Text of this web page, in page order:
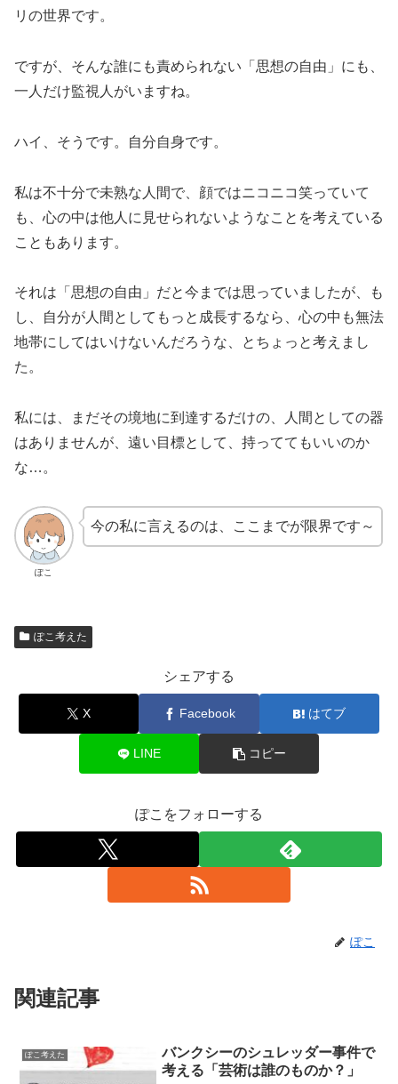
リの世界です。
ですが、そんな誰にも責められない「思想の自由」にも、
一人だけ監視人がいますね。
ハイ、そうです。自分自身です。
私は不十分で未熟な人間で、顔ではニコニコ笑っていて
も、心の中は他人に見せられないようなことを考えている
こともあります。
それは「思想の自由」だと今までは思っていましたが、も
し、自分が人間としてもっと成長するなら、心の中も無法
地帯にしてはいけないんだろうな、とちょっと考えまし
た。
私には、まだその境地に到達するだけの、人間としての器
はありませんが、遠い目標として、持っててもいいのか
な…。
ぽこ
今の私に言えるのは、ここまでが限界です～
ぽこ考えた
シェアする
X Facebook はてブ
LINE コピー
ぽこをフォローする
ぽこ
関連記事
ぽこ考えた
バンクシーのシュレッダー事件で
考える「芸術は誰のものか？」